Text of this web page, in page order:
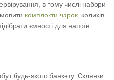
в тому числі набори
комплекти чарок , келихів
ємності для напоїв
будь-якого банкету. Склянки